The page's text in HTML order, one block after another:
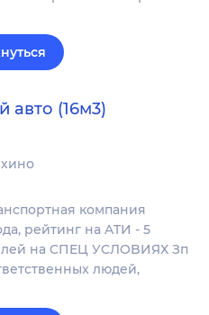
авто (16м3)
компания
peйтинг нa ATИ - 5
на CПEЦ УCЛOBИЯХ Зп
людeй,